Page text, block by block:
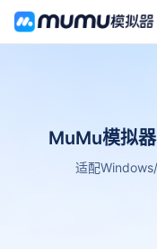
MuMu模拟器
适配